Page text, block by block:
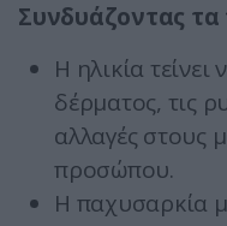
Συνδυάζοντας
Η ηλικία
δέρματος, τις
αλλαγές στους
προσώπου.
Η παχυσαρκία